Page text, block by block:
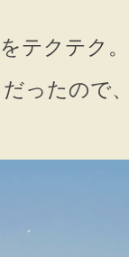
テクテク。
ったので